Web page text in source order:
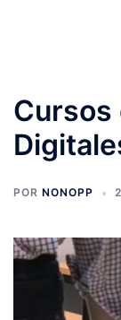
Cursos
POR NONOPP